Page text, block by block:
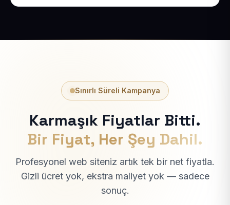
Sınırlı Süreli Kampanya
Karmaşık Fiyatlar Bitti.
Bir Fiyat, Her Şey Dahil.
Profesyonel web siteniz artık tek bir net fiyatla.
Gizli ücret yok, ekstra maliyet yok — sadece
sonuç.